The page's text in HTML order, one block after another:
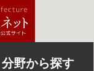
分野から探す